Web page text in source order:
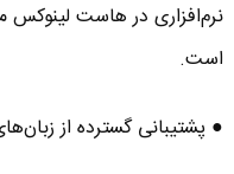
نرم‌افزاری در هاست لینوکس
است.
● پشتیبانی گسترده از